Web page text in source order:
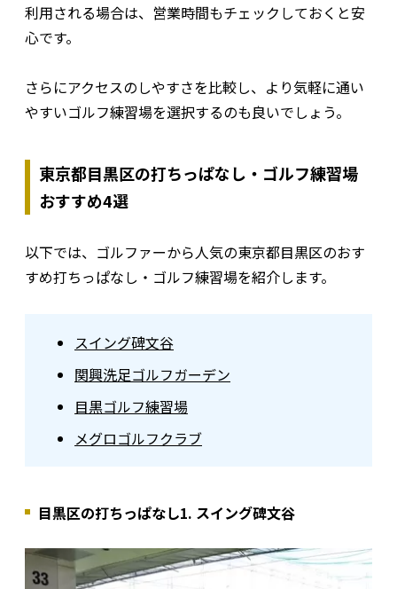
利用される場合は、営業時間もチェックしておくと安
心です。
さらにアクセスのしやすさを比較し、より気軽に通い
やすいゴルフ練習場を選択するのも良いでしょう。
東京都目黒区の打ちっぱなし・ゴルフ練習場
おすすめ4選
以下では、ゴルファーから人気の東京都目黒区のおす
すめ打ちっぱなし・ゴルフ練習場を紹介します。
スイング碑文谷
関興洗足ゴルフガーデン
目黒ゴルフ練習場
メグロゴルフクラブ
目黒区の打ちっぱなし1. スイング碑文谷